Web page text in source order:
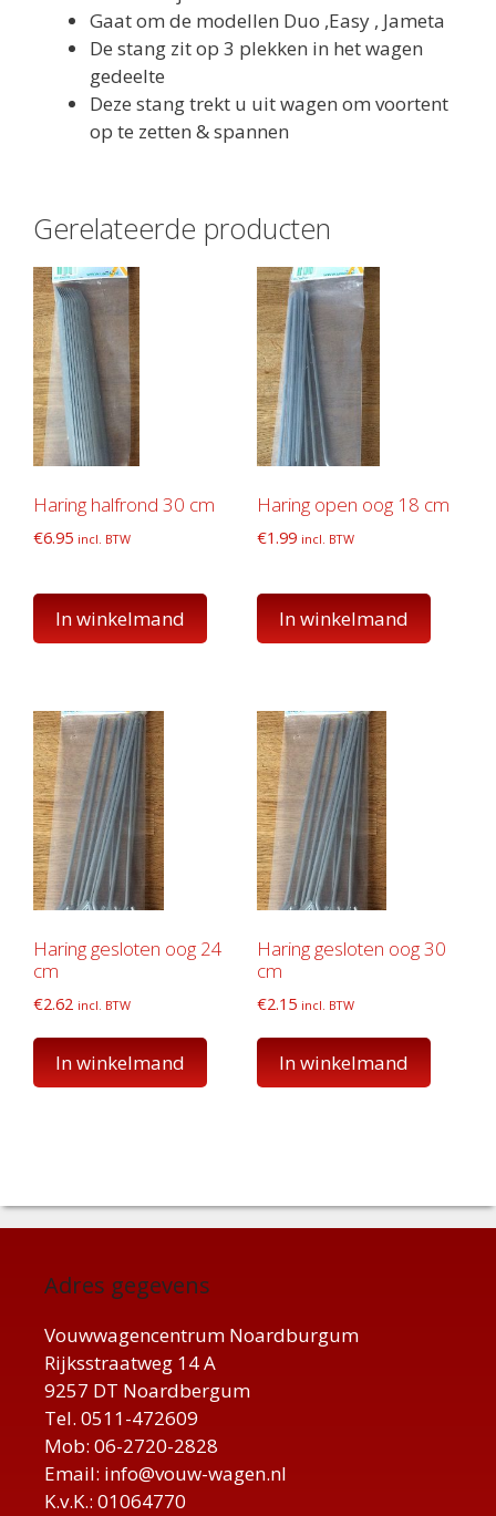
Gaat om de modellen Duo ,Easy , Jameta
De stang zit op 3 plekken in het wagen
gedeelte
Deze stang trekt u uit wagen om voortent
op te zetten & spannen
Gerelateerde producten
Haring halfrond 30 cm
€6.95 incl. BTW
In winkelmand
Haring open oog 18 cm
€1.99 incl. BTW
In winkelmand
Haring gesloten oog 24
cm
€2.62 incl. BTW
In winkelmand
Haring gesloten oog 30
cm
€2.15 incl. BTW
In winkelmand
Adres gegevens
Vouwwagencentrum Noardburgum
Rijksstraatweg 14 A
9257 DT Noardbergum
Tel. 0511-472609
Mob: 06-2720-2828
Email: info@vouw-wagen.nl
K.v.K.: 01064770